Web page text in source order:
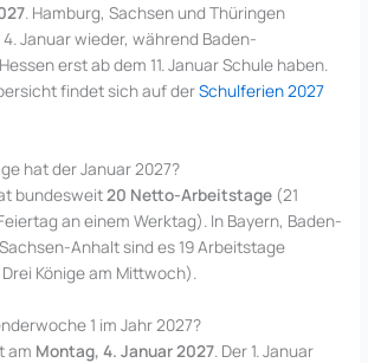
. Hamburg, Sachsen und Thüringen
Januar wieder, während Baden-
erst ab dem 11. Januar Schule haben.
findet sich auf derSchulferien 2027
hat der Januar 2027?
bundesweit20 Netto-Arbeitstage (21
an einem Werktag). In Bayern, Baden-
Anhalt sind es 19 Arbeitstage
Könige am Mittwoch).
1 im Jahr 2027?
am Montag, 4. Januar 2027. Der 1. Januar